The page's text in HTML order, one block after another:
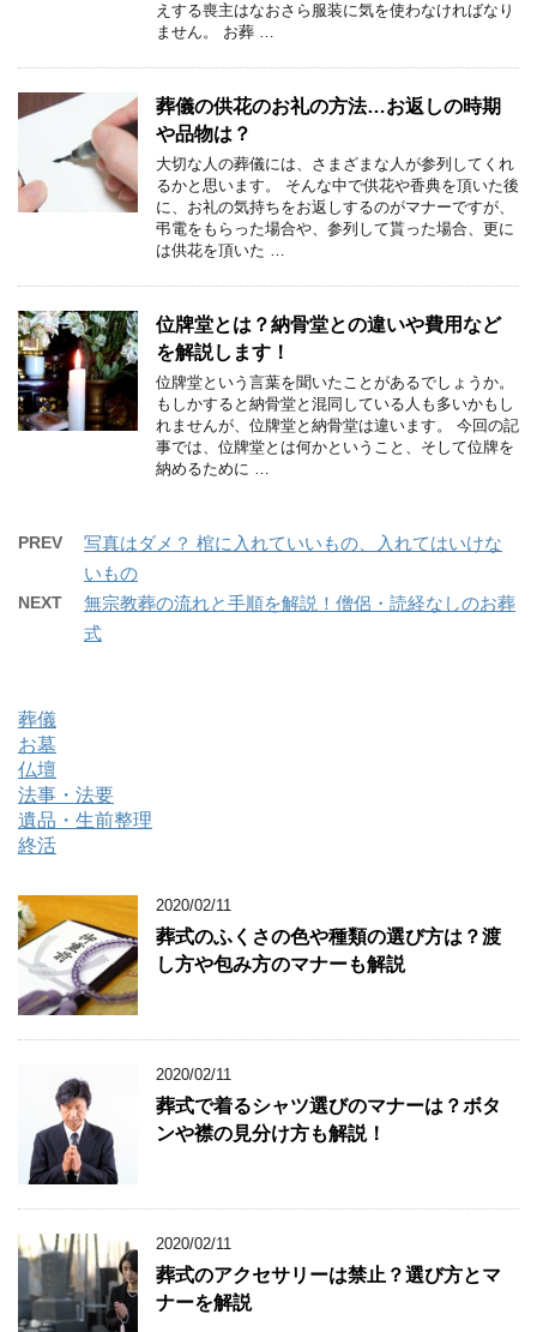
えする喪主はなおさら服装に気を使わなければなり
ません。 お葬 …
葬儀の供花のお礼の方法…お返しの時期
や品物は？
大切な人の葬儀には、さまざまな人が参列してくれ
るかと思います。 そんな中で供花や香典を頂いた後
に、お礼の気持ちをお返しするのがマナーですが、
弔電をもらった場合や、参列して貰った場合、更に
は供花を頂いた …
位牌堂とは？納骨堂との違いや費用など
を解説します！
位牌堂という言葉を聞いたことがあるでしょうか。
もしかすると納骨堂と混同している人も多いかもし
れませんが、位牌堂と納骨堂は違います。 今回の記
事では、位牌堂とは何かということ、そして位牌を
納めるために …
PREV
写真はダメ？ 棺に入れていいもの、入れてはいけな
いもの
NEXT
無宗教葬の流れと手順を解説！僧侶・読経なしのお葬
式
葬儀
お墓
仏壇
法事・法要
遺品・生前整理
終活
2020/02/11
葬式のふくさの色や種類の選び方は？渡
し方や包み方のマナーも解説
2020/02/11
葬式で着るシャツ選びのマナーは？ボタ
ンや襟の見分け方も解説！
2020/02/11
葬式のアクセサリーは禁止？選び方とマ
ナーを解説